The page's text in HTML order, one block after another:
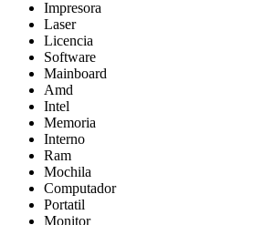
Impresora
Laser
Licencia
Software
Mainboard
Amd
Intel
Memoria
Interno
Ram
Mochila
Computador
Portatil
Monitor